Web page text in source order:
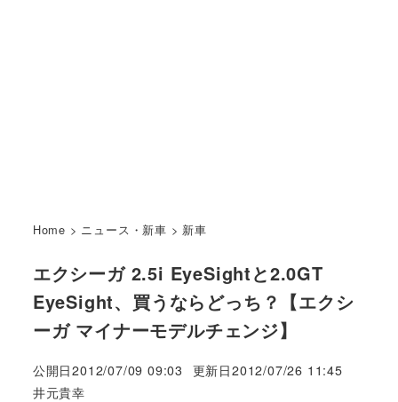
Home > ニュース・新車 > 新車
エクシーガ 2.5i EyeSightと2.0GT
EyeSight、買うならどっち？【エクシ
ーガ マイナーモデルチェンジ】
公開日2012/07/09 09:03 更新日2012/07/26 11:45
著
井元貴幸